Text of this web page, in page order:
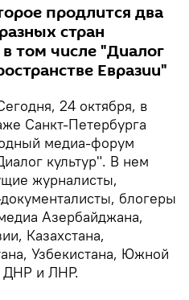
продлится два
стран
том числе "Диалог
Евразии"
24 октября, в
Санкт-Петербурга
медиа-форум
культур". В нем
журналисты,
блогеры
Азербайджана,
Казахстана,
Узбекистана, Южной
ДНР и ЛНР.